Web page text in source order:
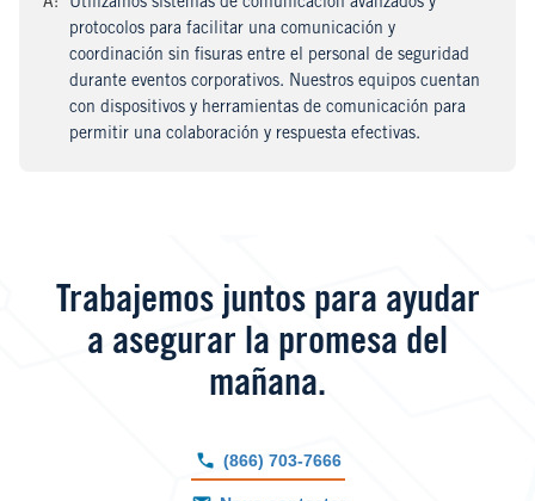
protocolos para facilitar una comunicación y
coordinación sin fisuras entre el personal de seguridad
durante eventos corporativos. Nuestros equipos cuentan
con dispositivos y herramientas de comunicación para
permitir una colaboración y respuesta efectivas.
Trabajemos juntos para ayudar
a asegurar la promesa del
mañana.
(866) 703-7666